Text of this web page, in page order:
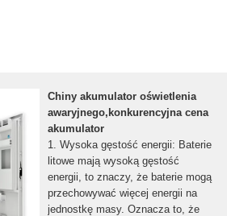
Chiny akumulator oświetlenia
awaryjnego,konkurencyjna cena
akumulator
1. Wysoka gęstość energii: Baterie
litowe mają wysoką gęstość
energii, to znaczy, że baterie mogą
przechowywać więcej energii na
jednostkę masy. Oznacza to, że